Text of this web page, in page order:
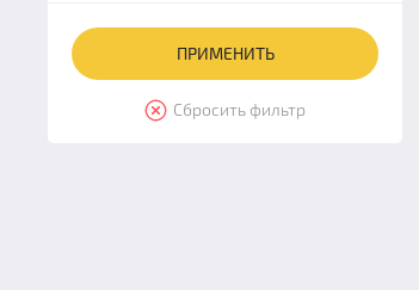
Недорогие(2)
Ограбление (1)
По фильмам
Сбросить фильтр